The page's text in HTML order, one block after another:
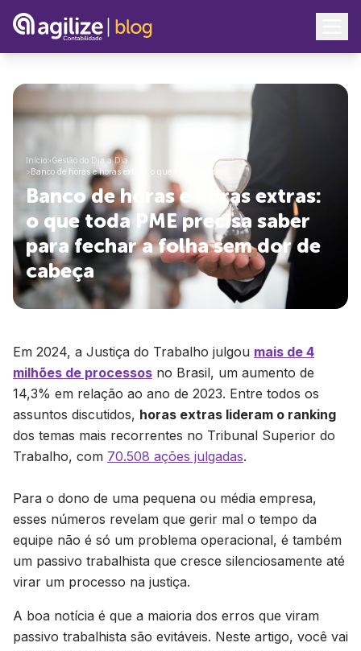
Início>Gestão do Dia a Dia
>Banco de horas e horas extras: o que toda PME prec…
Banco de horas e horas extras:
o que toda PME precisa saber
para fechar a folha sem dor de
cabeça
Em 2024, a Justiça do Trabalho julgou mais de 4
milhões de processos no Brasil, um aumento de
14,3% em relação ao ano de 2023. Entre todos os
assuntos discutidos, horas extras lideram o ranking
dos temas mais recorrentes no Tribunal Superior do
Trabalho, com 70.508 ações julgadas.
Para o dono de uma pequena ou média empresa,
esses números revelam que gerir mal o tempo da
equipe não é só um problema operacional, é também
um passivo trabalhista que cresce silenciosamente até
virar um processo na justiça.
A boa notícia é que a maioria dos erros que viram
passivo trabalhista são evitáveis. Neste artigo, você vai